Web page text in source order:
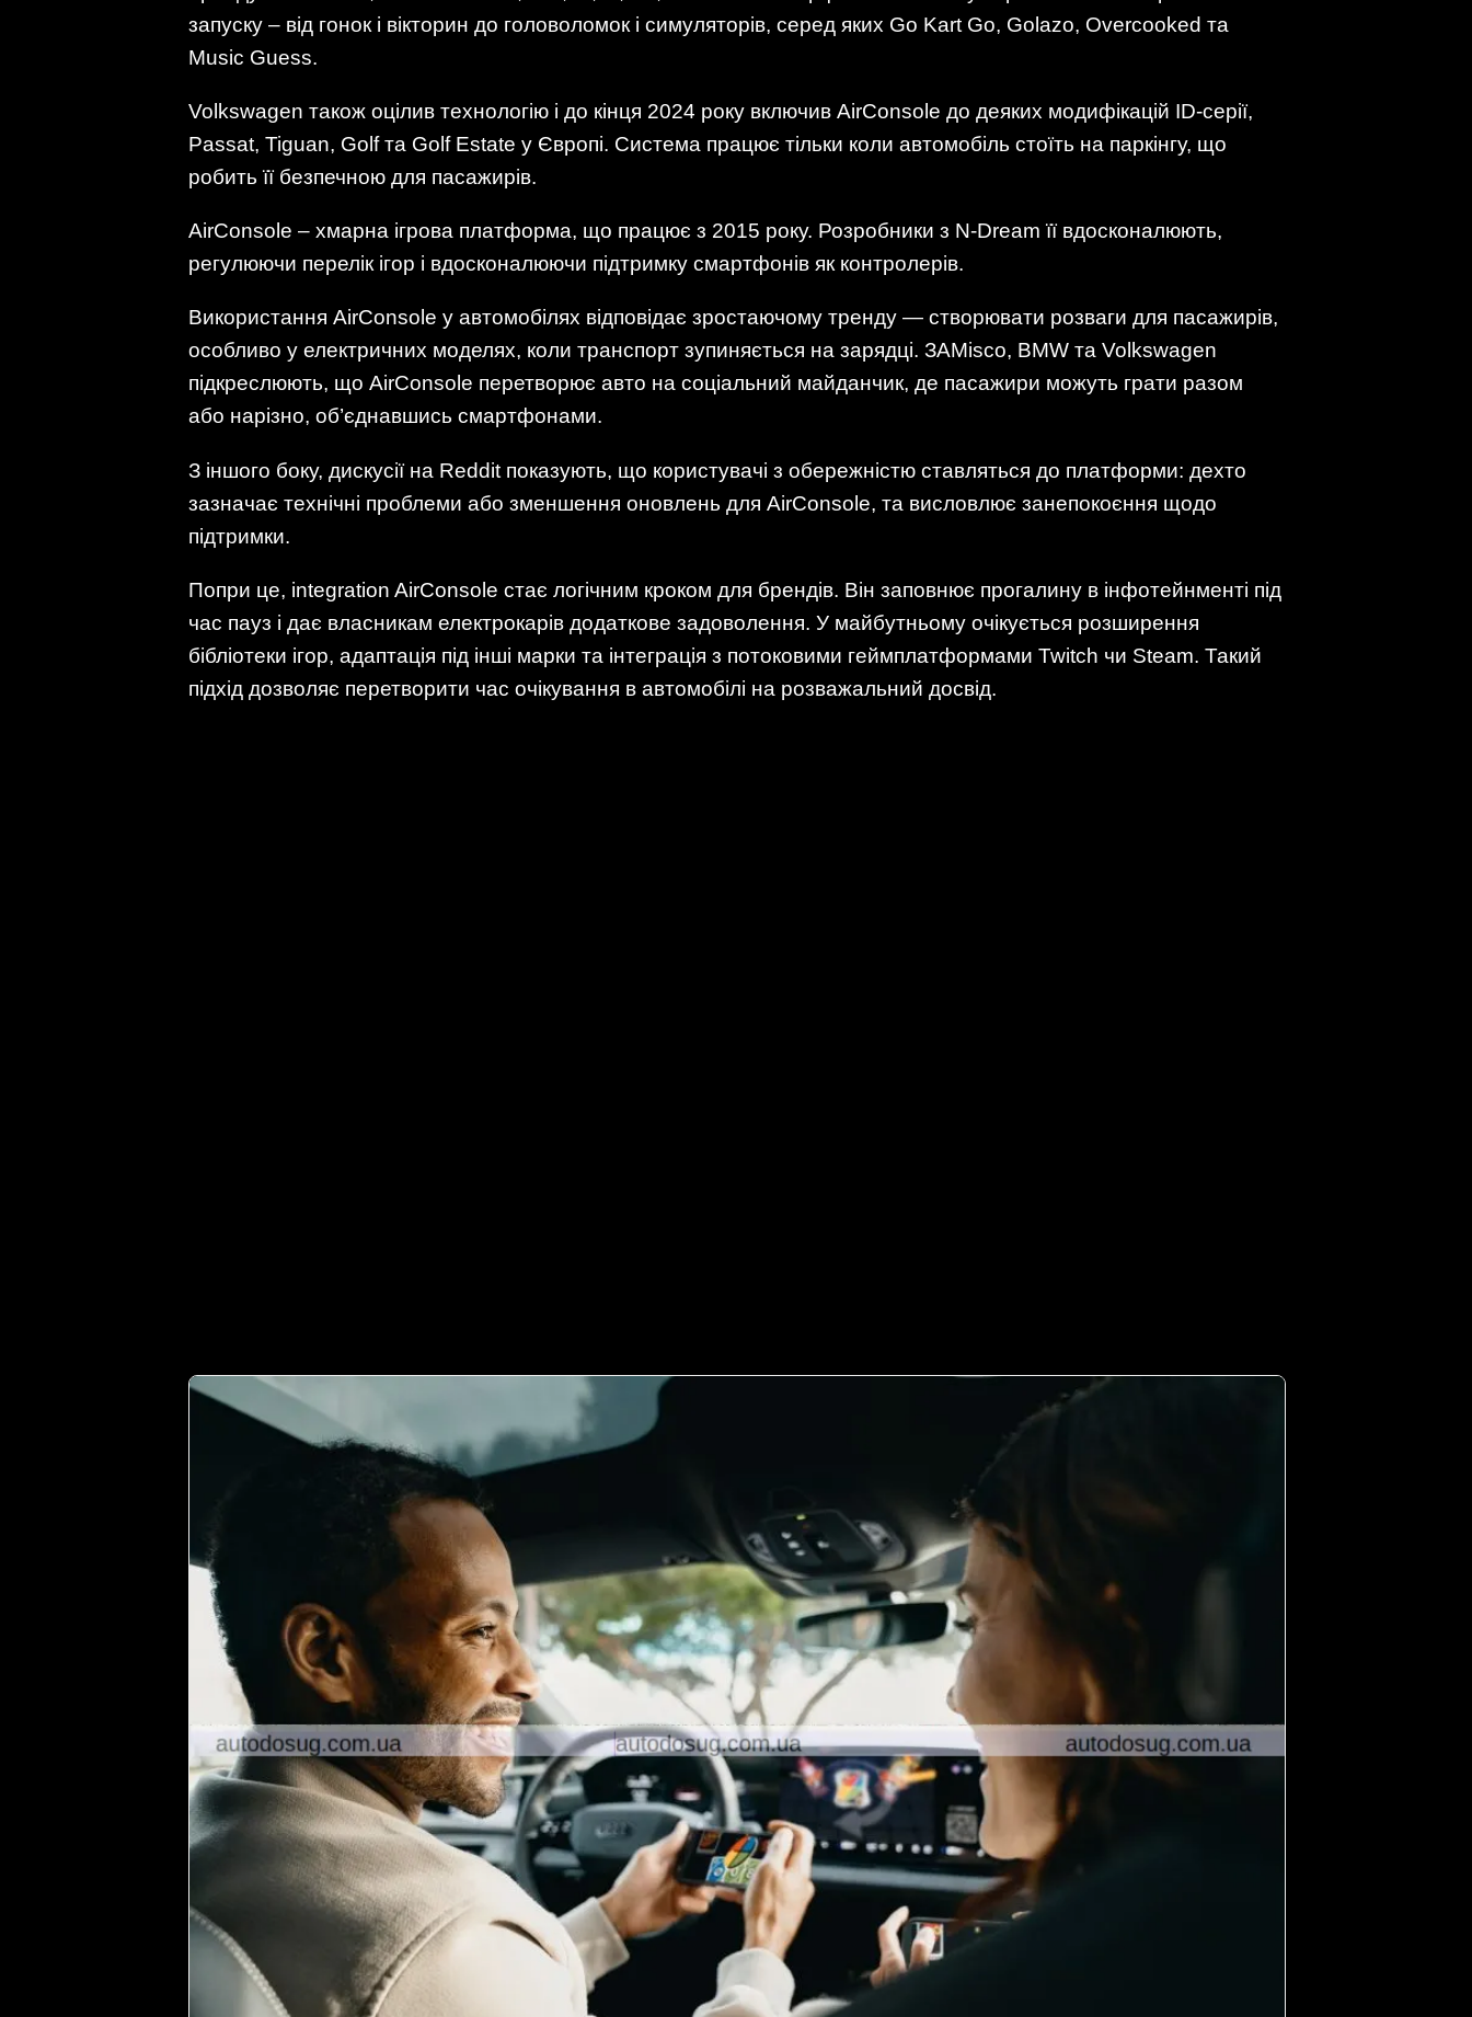
запуску – від гонок і вікторин до головоломок і симуляторів, серед яких Go Kart Go, Golazo, Overcooked та
Music Guess.
Volkswagen також оцілив технологію і до кінця 2024 року включив AirConsole до деяких модифікацій ID‑серії,
Passat, Tiguan, Golf та Golf Estate у Європі. Система працює тільки коли автомобіль стоїть на паркінгу, що
робить її безпечною для пасажирів.
AirConsole – хмарна ігрова платформа, що працює з 2015 року. Розробники з N‑Dream її вдосконалюють,
регулюючи перелік ігор і вдосконалюючи підтримку смартфонів як контролерів.
Використання AirConsole у автомобілях відповідає зростаючому тренду — створювати розваги для пасажирів,
особливо у електричних моделях, коли транспорт зупиняється на зарядці. ЗAMisco, BMW та Volkswagen
підкреслюють, що AirConsole перетворює авто на соціальний майданчик, де пасажири можуть грати разом
або нарізно, об’єднавшись смартфонами.
З іншого боку, дискусії на Reddit показують, що користувачі з обережністю ставляться до платформи: дехто
зазначає технічні проблеми або зменшення оновлень для AirConsole, та висловлює занепокоєння щодо
підтримки.
Попри це, integration AirConsole стає логічним кроком для брендів. Він заповнює прогалину в інфотейнменті під
час пауз і дає власникам електрокарів додаткове задоволення. У майбутньому очікується розширення
бібліотеки ігор, адаптація під інші марки та інтеграція з потоковими геймплатформами Twitch чи Steam. Такий
підхід дозволяє перетворити час очікування в автомобілі на розважальний досвід.